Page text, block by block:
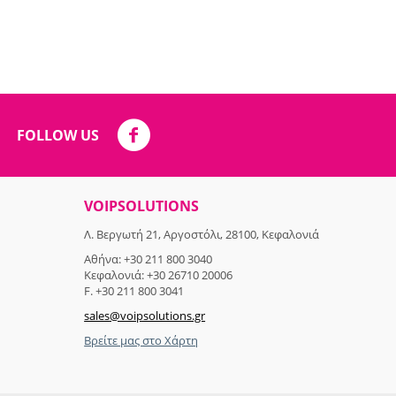
FOLLOW US
VOIPSOLUTIONS
Λ. Βεργωτή 21, Αργοστόλι, 28100, Κεφαλονιά
Αθήνα: +30 211 800 3040
Κεφαλονιά: +30 26710 20006
F. +30 211 800 3041
sales@voipsolutions.gr
Βρείτε μας στο Χάρτη